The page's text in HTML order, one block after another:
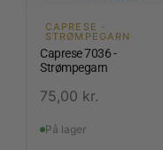
CAPRESE -
STRØMPEGARN
Caprese 7036 -
Strømpegarn
75,00 kr.
På lager